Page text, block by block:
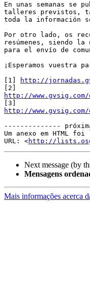
En unas semanas se
talleres previstos,
toda la información
Por otro lado, os
resúmenes, siendo
para el envío de
¡Esperamos vuestra
[1]
http://
http://
http://
--------------
Um anexo em HTML
URL: <http://
Next message (by
Mensagens
Mais informações acerca